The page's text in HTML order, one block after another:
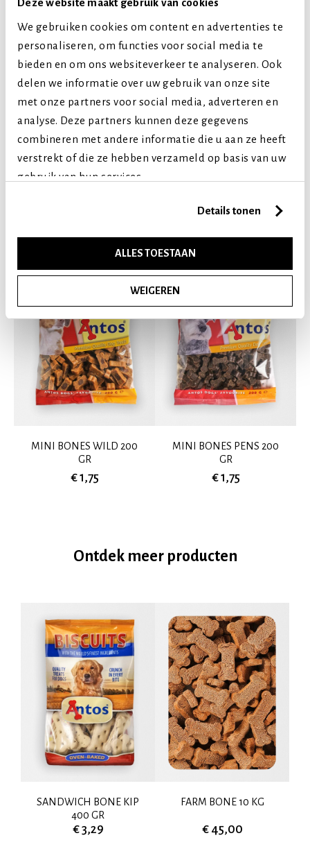
We gebruiken cookies om content en advertenties te
personaliseren, om functies voor social media te
bieden en om ons websiteverkeer te analyseren. Ook
delen we informatie over uw gebruik van onze site
met onze partners voor social media, adverteren en
analyse. Deze partners kunnen deze gegevens
combineren met andere informatie die u aan ze heeft
verstrekt of die ze hebben verzameld op basis van uw
gebruik van hun services.
Details tonen
ALLES TOESTAAN
WEIGEREN
Kleine honden
Middelgrote honden
Grote honden
Levensfase
Puppy (tot 1 jaar)
Volwassen (2-7 jaar)
Senior (8+ jaar)
MINI BONES WILD 200
GR
€ 1,75
MINI BONES PENS 200
GR
€ 1,75
Ontdek meer producten
SANDWICH BONE KIP
400 GR
€ 3,29
FARM BONE 10 KG
€ 45,00